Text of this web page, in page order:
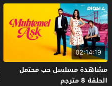
02:14:19
مشاهدة مسلسل حب محتمل
الحلقة 8 مترجم